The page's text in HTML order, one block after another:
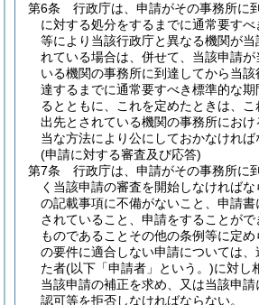
第6条
行政庁は、申請がその事務所に
に対する処分をするまでに通常要すべ
等により当該行政庁と異なる機関が当
れている場合は、併せて、当該申請
いる機関の事務所に到達してから当該
達するまでに通常要すべき標準的な期
るとともに、これを定めたときは、
出先とされている機関の事務所にお
当な方法により公にしておかなければ
(申請に対する審査及び応答)
第7条
行政庁は、申請がその事務所に
く当該申請の審査を開始しなければ
の記載事項に不備がないこと、申請
されていること、申請をすることが
ものであることその他の条例等に定
の要件に適合しない申請については
た者(以下「申請者」という。)に対し
当該申請の補正を求め、又は当該申
認可等を拒否しなければならない。